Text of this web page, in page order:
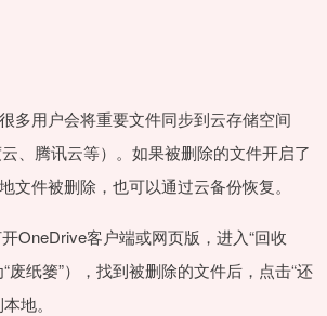
多用户会将重要文件同步到云存储空间
云、腾讯云等）。如果被删除的文件开启了
文件被删除，也可以通过云备份恢复。
OneDrive客户端或网页版，进入“回收
废纸篓”），找到被删除的文件后，点击“还
地。